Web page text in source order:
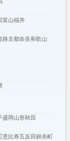
富山福井
路京都奈良和歌山
盛岡山形秋田
恵比寿五反田錦糸町